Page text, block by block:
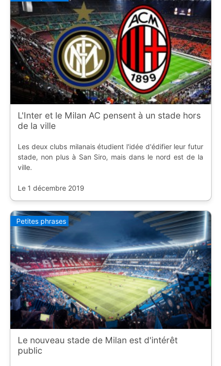
L'Inter et le Milan AC pensent à un stade hors
de la ville
Les deux clubs milanais étudient l'idée d'édifier leur futur
stade, non plus à San Siro, mais dans le nord est de la
ville.
Le 1 décembre 2019
Petites phrases
Le nouveau stade de Milan est d'intérêt
public